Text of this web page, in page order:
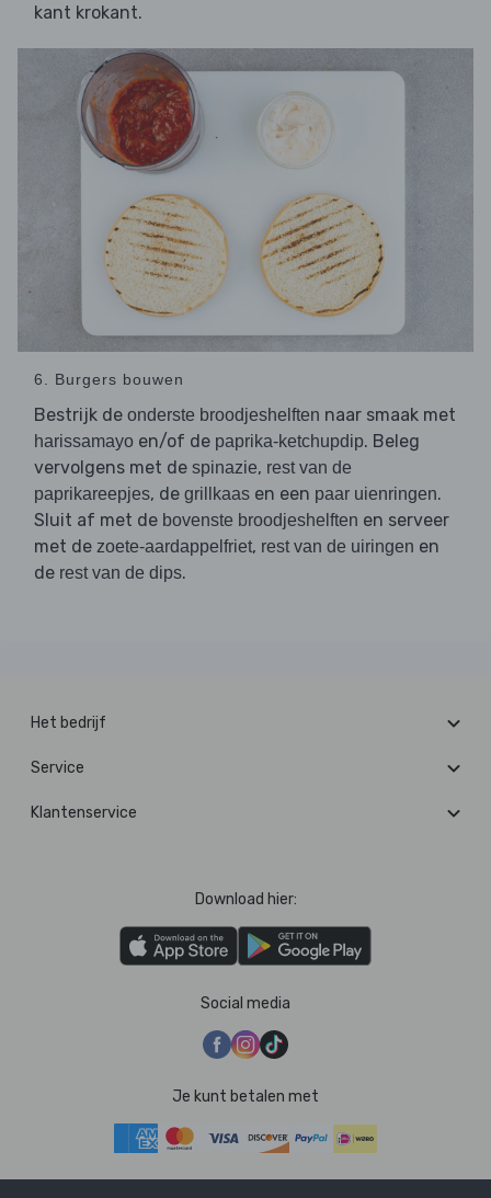
kant krokant.
6. Burgers bouwen
Bestrijk de onderste broodjeshelften naar smaak met
harissamayo en/of de paprika-ketchupdip. Beleg
vervolgens met de spinazie, rest van de
paprikareepjes, de grillkaas en een paar uienringen.
Sluit af met de bovenste broodjeshelften en serveer
met de zoete-aardappelfriet, rest van de uiringen en
de rest van de dips.
Het bedrijf
Service
Klantenservice
Download hier:
Social media
Je kunt betalen met